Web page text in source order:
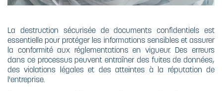
La destruction sécurisée de documents confidentiels est
essentielle pour protéger les informations sensibles et assurer
la conformité aux réglementations en vigueur. Des erreurs
dans ce processus peuvent entraîner des fuites de données,
des violations légales et des atteintes à la réputation de
l'entreprise.